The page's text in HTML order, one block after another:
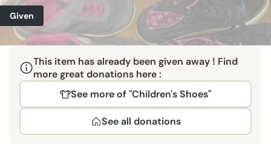
Given
This item has already been given away ! Find
more great donations here :
See more of "Children's Shoes"
See all donations